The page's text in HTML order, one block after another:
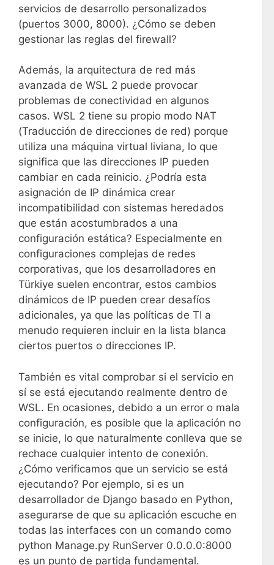
servicios de desarrollo personalizados
(puertos 3000, 8000). ¿Cómo se deben
gestionar las reglas del firewall?
Además, la arquitectura de red más
avanzada de WSL 2 puede provocar
problemas de conectividad en algunos
casos. WSL 2 tiene su propio modo NAT
(Traducción de direcciones de red) porque
utiliza una máquina virtual liviana, lo que
significa que las direcciones IP pueden
cambiar en cada reinicio. ¿Podría esta
asignación de IP dinámica crear
incompatibilidad con sistemas heredados
que están acostumbrados a una
configuración estática? Especialmente en
configuraciones complejas de redes
corporativas, que los desarrolladores en
Türkiye suelen encontrar, estos cambios
dinámicos de IP pueden crear desafíos
adicionales, ya que las políticas de TI a
menudo requieren incluir en la lista blanca
ciertos puertos o direcciones IP.
También es vital comprobar si el servicio en
sí se está ejecutando realmente dentro de
WSL. En ocasiones, debido a un error o mala
configuración, es posible que la aplicación no
se inicie, lo que naturalmente conlleva que se
rechace cualquier intento de conexión.
¿Cómo verificamos que un servicio se está
ejecutando? Por ejemplo, si es un
desarrollador de Django basado en Python,
asegurarse de que su aplicación escuche en
todas las interfaces con un comando como
python Manage.py RunServer 0.0.0.0:8000
es un punto de partida fundamental.